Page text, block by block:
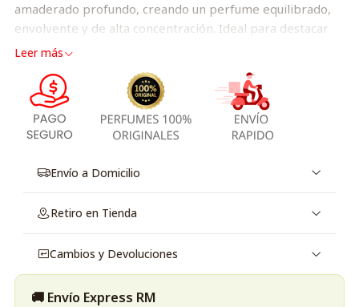
amaderado profundo, creando un perfume equilibrado,
envolvente y de alta concentración. Ideal para destacar
con estilo tanto de día como de noche, ofrece una
Notas de la fragancia:
Salida:
Toronja (pomelo), champaña, pera
peonía, jazmín
Fondo:Cedro, vetiver, madera de oud
Leer más
Envío a Domicilio
Retiro en Tienda
Cambios y Devoluciones
🚚 Envío Express RM